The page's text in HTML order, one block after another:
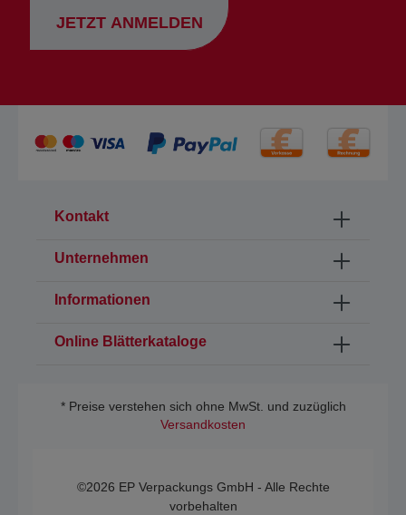
JETZT ANMELDEN
Kontakt
Unternehmen
Informationen
Online Blätterkataloge
* Preise verstehen sich ohne MwSt. und zuzüglich
Versandkosten
©2026 EP Verpackungs GmbH - Alle Rechte
vorbehalten